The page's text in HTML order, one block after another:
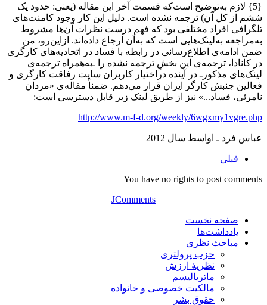
{5} لازم به‌توضیح است‌که قسمت آخر این مقاله (یعنی: حدود یک
ششم از کل آن) ترجمه نشده است. ‌دلیل این کار وجود کامنت‌های
تلگرافی افراد مختلفی بود که فهم درست نظرات آن‌ها مشروط
به‌‌‌‌مراجعه به‌لینک‌هایی است که به‌آن ارجاع داده‌اند. ازاین‌رو، من
ضمن ادامه‌ی اطلاع‌رسانی در رابطه با فساد در اتحادیه‌های کارگری
در کانادا، ترجمه‌ی این بخشِ ترجمه نشده‌ را ـ‌به‌همراه ترجمه‌ی
لینک‌های مذکور‌ـ در آینده دراختیار کاربران سایت رفاقت کارگری و
فعالین جنبش کارگر ایران قرار می‌دهم. ضمناً مقاله‌ی «مردان
نامرئی، فساد...» نیز از طریق لینک زیر قابل دسترسی است:
http://www.m-f-d.org/weekly/6wgxmy1vgre.php
عباس فرد ـ اواسط سال 2012
قبلی
You have no rights to post comments
JComments
صفحه نخست
یادداشت‌ها
مباحث نظری
حزب پرولتری
نظریۀ ارزش
ماتریالیسم
مالکیت خصوصی و خانواده
حقوق بشر